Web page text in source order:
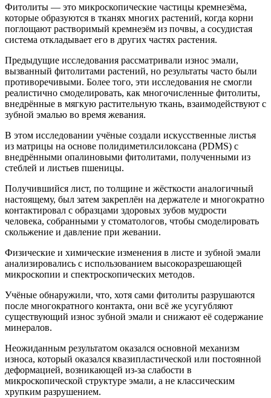
Фитолиты — это микроскопические частицы кремнезёма,
которые образуются в тканях многих растений, когда корни
поглощают растворимый кремнезём из почвы, а сосудистая
система откладывает его в других частях растения.
Предыдущие исследования рассматривали износ эмали,
вызванный фитолитами растений, но результаты часто были
противоречивыми. Более того, эти исследования не смогли
реалистично смоделировать, как многочисленные фитолиты,
внедрённые в мягкую растительную ткань, взаимодействуют с
зубной эмалью во время жевания.
В этом исследовании учёные создали искусственные листья
из матрицы на основе полидиметилсилоксана (PDMS) с
внедрёнными опалиновыми фитолитами, полученными из
стеблей и листьев пшеницы.
Получившийся лист, по толщине и жёсткости аналогичный
настоящему, был затем закреплён на держателе и многократно
контактировал с образцами здоровых зубов мудрости
человека, собранными у стоматологов, чтобы смоделировать
скольжение и давление при жевании.
Физические и химические изменения в листе и зубной эмали
анализировались с использованием высокоразрешающей
микроскопии и спектроскопических методов.
Учёные обнаружили, что, хотя сами фитолиты разрушаются
после многократного контакта, они всё же усугубляют
существующий износ зубной эмали и снижают её содержание
минералов.
Неожиданным результатом оказался основной механизм
износа, который оказался квазипластической или постоянной
деформацией, возникающей из-за слабости в
микроскопической структуре эмали, а не классическим
хрупким разрушением.